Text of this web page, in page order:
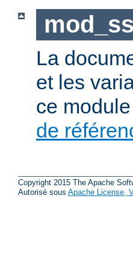
mod_ssl
La
et les
ce
de
Copyright 2015 The Apache
Autorisé sous Apache License,